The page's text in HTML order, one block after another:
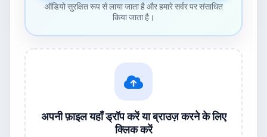
ऑडियो सुरक्षित रूप से लाया जाता है और हमारे सर्वर पर संसाधित
किया जाता है।
अपनी फ़ाइल यहाँ ड्रॉप करें या ब्राउज़ करने के लिए
क्लिक करें